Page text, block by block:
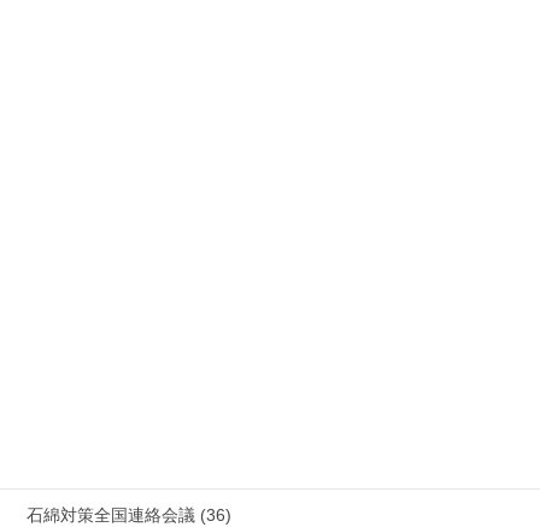
石綿対策全国連絡会議 (36)